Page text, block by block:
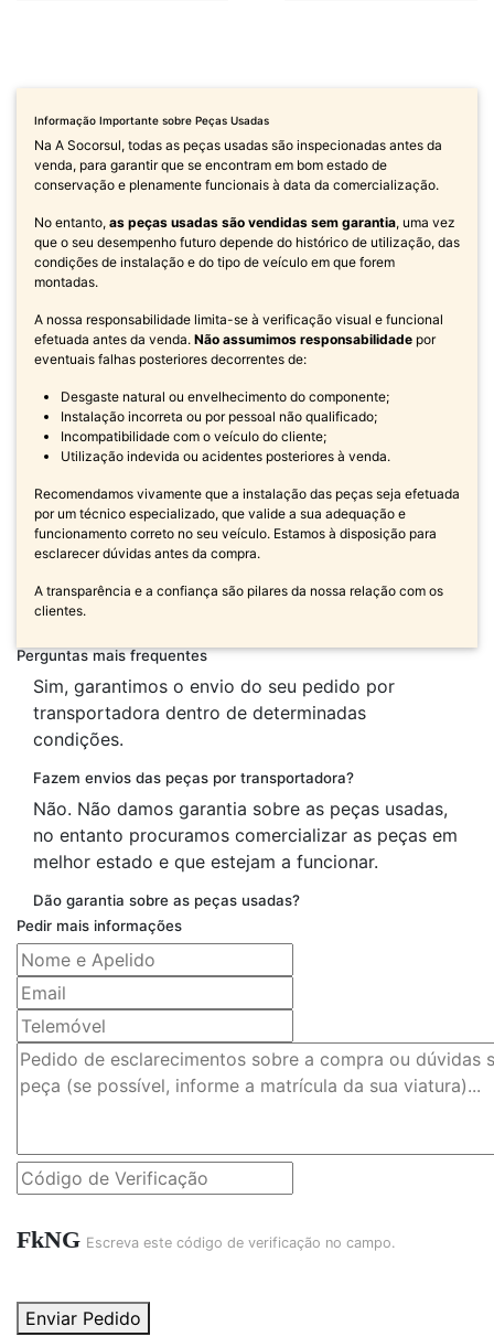
Informação Importante sobre Peças Usadas
Na A Socorsul, todas as peças usadas são inspecionadas antes da
venda, para garantir que se encontram em bom estado de
conservação e plenamente funcionais à data da comercialização.
No entanto, as peças usadas são vendidas sem garantia, uma vez
que o seu desempenho futuro depende do histórico de utilização, das
condições de instalação e do tipo de veículo em que forem
montadas.
A nossa responsabilidade limita-se à verificação visual e funcional
efetuada antes da venda. Não assumimos responsabilidade por
eventuais falhas posteriores decorrentes de:
Desgaste natural ou envelhecimento do componente;
Instalação incorreta ou por pessoal não qualificado;
Incompatibilidade com o veículo do cliente;
Utilização indevida ou acidentes posteriores à venda.
Recomendamos vivamente que a instalação das peças seja efetuada
por um técnico especializado, que valide a sua adequação e
funcionamento correto no seu veículo. Estamos à disposição para
esclarecer dúvidas antes da compra.
A transparência e a confiança são pilares da nossa relação com os
clientes.
Perguntas mais frequentes
Sim, garantimos o envio do seu pedido por
transportadora dentro de determinadas
condições.
Fazem envios das peças por transportadora?
Não. Não damos garantia sobre as peças usadas,
no entanto procuramos comercializar as peças em
melhor estado e que estejam a funcionar.
Dão garantia sobre as peças usadas?
Pedir mais informações
FkNG Escreva este código de verificação no campo.
Enviar Pedido